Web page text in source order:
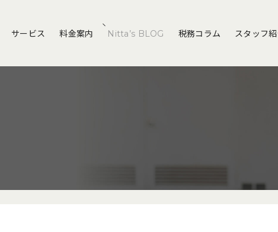
サービス 料金案内 Nitta’s BLOG 税務コラム スタッフ